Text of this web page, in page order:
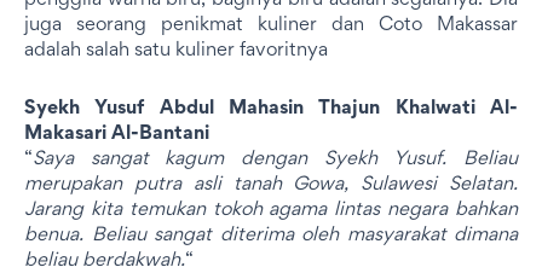
juga seorang penikmat kuliner dan Coto Makassar
adalah salah satu kuliner favoritnya
Syekh Yusuf Abdul Mahasin Thajun Khalwati Al-
Makasari Al-Bantani
“Saya sangat kagum dengan Syekh Yusuf. Beliau
merupakan putra asli tanah Gowa, Sulawesi Selatan.
Jarang kita temukan tokoh agama lintas negara bahkan
benua. Beliau sangat diterima oleh masyarakat dimana
beliau berdakwah.“